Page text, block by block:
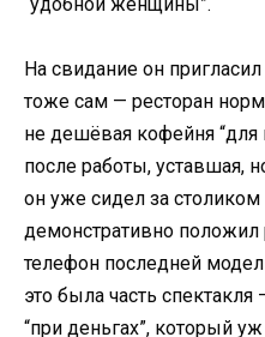
На свидание он
тоже сам — ресторан
не дешёвая кофейня “для
после работы, уставшая,
он уже сидел за
демонстративно
телефон последней
это была часть
“при деньгах”, который